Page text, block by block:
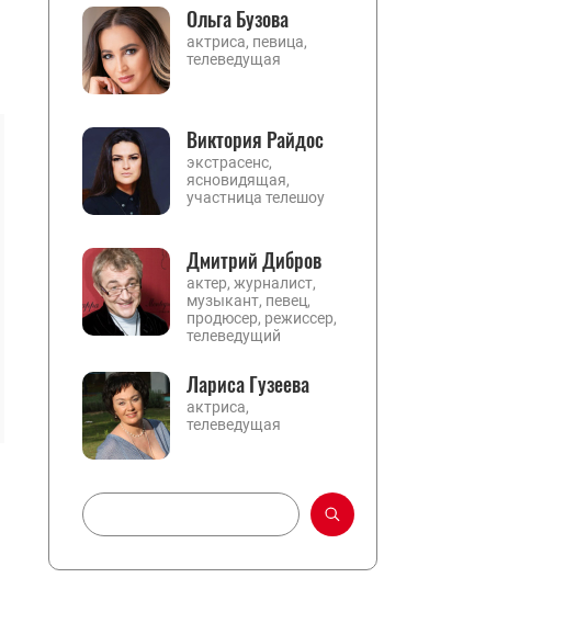
Ольга Бузова
актриса, певица,
телеведущая
Виктория Райдос
экстрасенс,
ясновидящая,
участница телешоу
Дмитрий Дибров
актер, журналист,
музыкант, певец,
продюсер, режиссер,
телеведущий
Лариса Гузеева
актриса,
телеведущая